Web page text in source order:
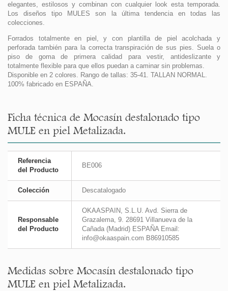
elegantes, estilosos y combinan con cualquier look esta temporada.
Los diseños tipo MULES son la última tendencia en todas las
colecciones.
Forrados totalmente en piel, y con plantilla de piel acolchada y
perforada también para la correcta transpiración de sus pies. Suela o
piso de goma de primera calidad para vestir, antideslizante y
totalmente flexible para que ellos puedan a caminar sin problemas.
Disponible en 2 colores. Rango de tallas: 35-41. TALLAN NORMAL.
100% fabricado en ESPAÑA.
Ficha técnica de Mocasín destalonado tipo
MULE en piel Metalizada.
Referencia
del Producto
BE006
Colección Descatalogado
Responsable
del Producto
OKAASPAIN, S.L.U. Avd. Sierra de
Grazalema, 9. 28691 Villanueva de la
Cañada (Madrid) ESPAÑA Email:
info@okaaspain.com B86910585
Medidas sobre Mocasín destalonado tipo
MULE en piel Metalizada.